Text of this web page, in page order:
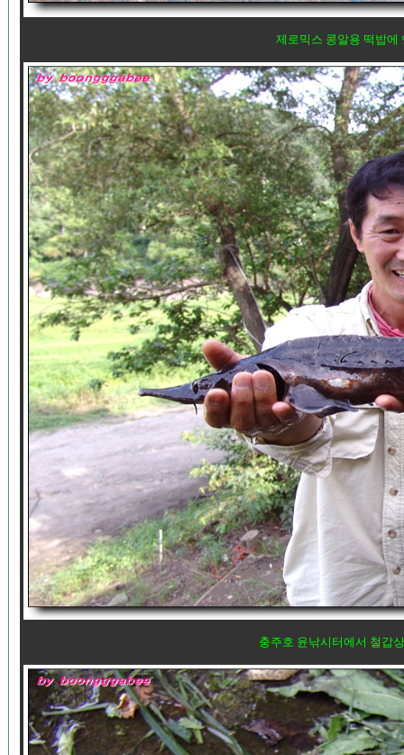
제로믹스 콩알용 떡밥에
충주호 윤낚시터에서 철갑